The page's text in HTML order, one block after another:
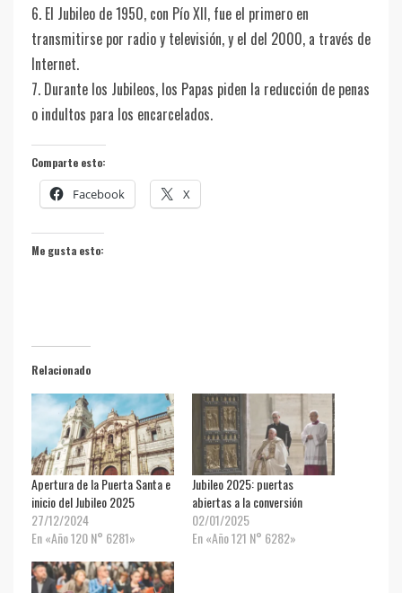
6. El Jubileo de 1950, con Pío XII, fue el primero en
transmitirse por radio y televisión, y el del 2000, a través de
Internet.
7. Durante los Jubileos, los Papas piden la reducción de penas
o indultos para los encarcelados.
Comparte esto:
Facebook X
Me gusta esto:
Relacionado
Apertura de la Puerta Santa e
inicio del Jubileo 2025
27/12/2024
En «Año 120 N° 6281»
Jubileo 2025: puertas
abiertas a la conversión
02/01/2025
En «Año 121 N° 6282»